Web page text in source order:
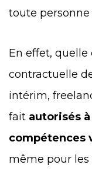
toute personne
En effet,
contractuelle
intérim,
fait autorisés
compétences
même pour les